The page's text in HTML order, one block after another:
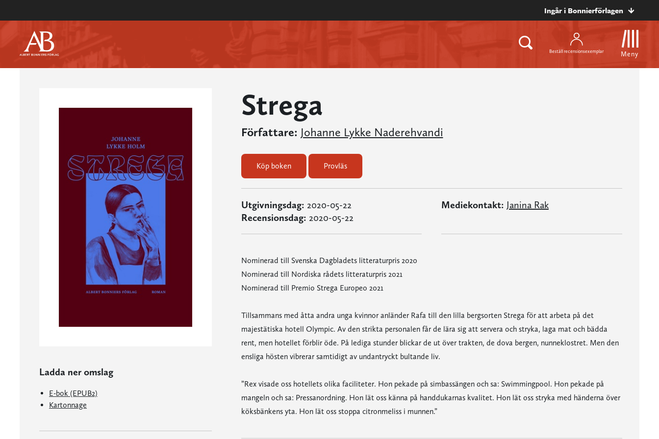
Ingår i Bonnierförlagen
Beställ recensionsexemplar Meny
Ladda ner omslag
E-bok (EPUB2)
Kartonnage
Strega
Författare: Johanne Lykke Naderehvandi
Köp boken Provläs
Utgivningsdag: 2020-05-22
Recensionsdag: 2020-05-22
Mediekontakt: Janina Rak
Nominerad till Svenska Dagbladets litteraturpris 2020
Nominerad till Nordiska rådets litteraturpris 2021
Nominerad till Premio Strega Europeo 2021
Tillsammans med åtta andra unga kvinnor anländer Rafa till den lilla bergsorten Strega för att arbeta på det
majestätiska hotell Olympic. Av den strikta personalen får de lära sig att servera och stryka, laga mat och bädda
rent, men hotellet förblir öde. På lediga stunder blickar de ut över trakten, de dova bergen, nunneklostret. Men den
ensliga hösten vibrerar samtidigt av undantryckt bultande liv.
”Rex visade oss hotellets olika faciliteter. Hon pekade på simbassängen och sa: Swimmingpool. Hon pekade på
mangeln och sa: Pressanordning. Hon lät oss känna på handdukarnas kvalitet. Hon lät oss stryka med händerna över
köksbänkens yta. Hon lät oss stoppa citronmeliss i munnen.”